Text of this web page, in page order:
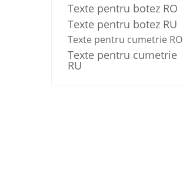
Texte pentru botez RO
Texte pentru botez RU
Texte pentru cumetrie RO
Texte pentru cumetrie
RU